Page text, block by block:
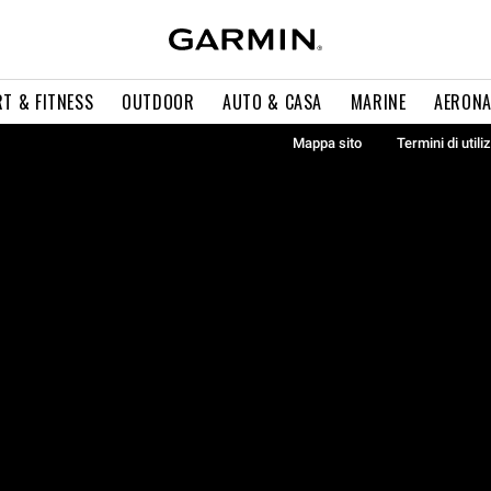
& FITNESS OUTDOOR AUTO & CASA MARINE
Mappa sito Termini di